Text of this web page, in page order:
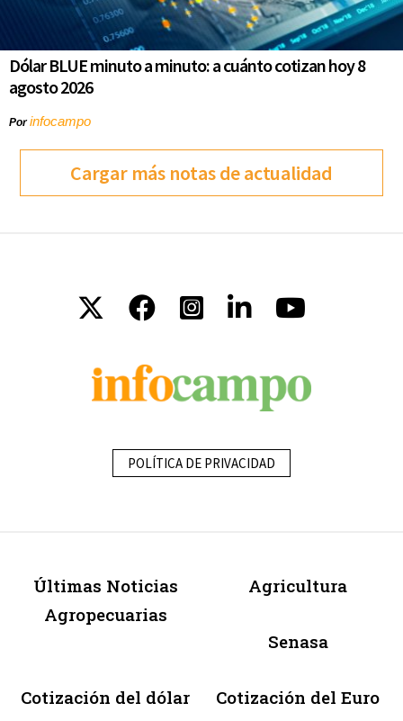
Dólar BLUE minuto a minuto: a cuánto cotizan hoy 8
agosto 2026
Porinfocampo
Cargar más notas de actualidad
POLÍTICA DE PRIVACIDAD
Últimas Noticias
Agropecuarias
Agricultura
Senasa
Cotización del dólar Cotización del Euro